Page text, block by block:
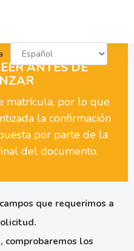
ANTES DE
matrícula, por lo que
la confirmación
por parte de la
del documento.
que requerimos a
comprobaremos los